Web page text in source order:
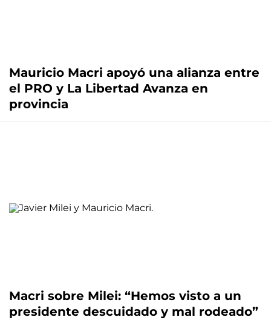
Mauricio Macri apoyó una alianza entre
el PRO y La Libertad Avanza en
provincia
Macri sobre Milei: “Hemos visto a un
presidente descuidado y mal rodeado”